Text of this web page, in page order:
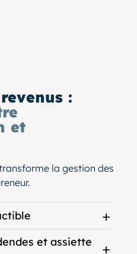
:
et
la gestion des
et assiette